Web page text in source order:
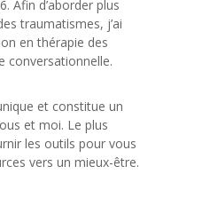
Afin d’aborder plus
traumatismes, j’ai
en thérapie des
conversationnelle.
et constitue un
et moi. Le plus
les outils pour vous
vers un mieux-être.